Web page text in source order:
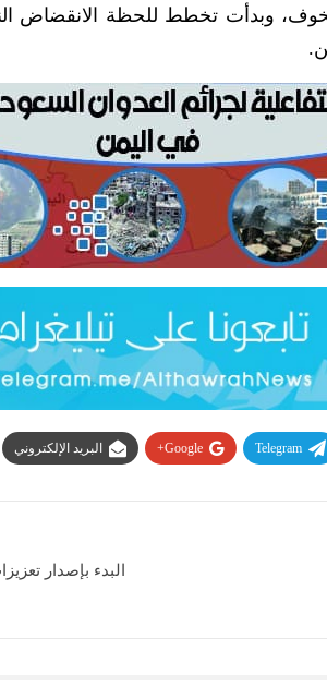
وبدأت تخطط للحظة الانقضاض
Telegram
Google+ البريد الإلكتروني
البدء بإصدار